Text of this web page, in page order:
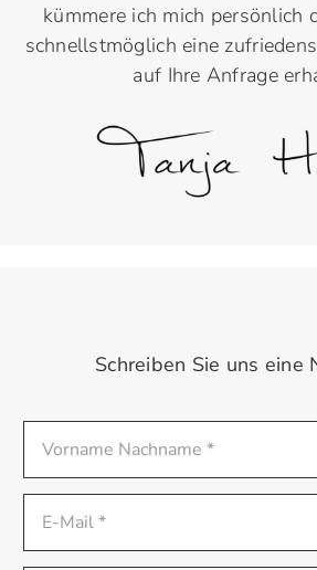
kümmere ich mich persönlich
schnellstmöglich eine
auf Ihre Anfrage
Schreiben Sie uns eine